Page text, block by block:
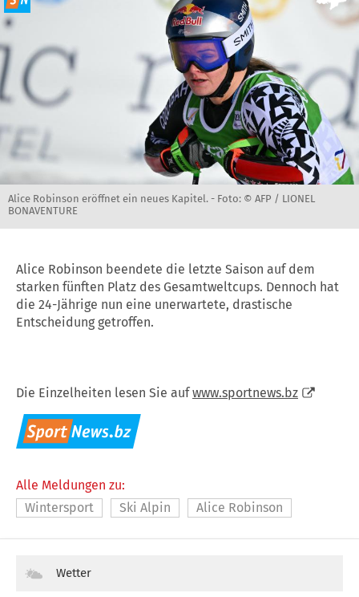
Alice Robinson eröffnet ein neues Kapitel. - Foto: © AFP / LIONEL
BONAVENTURE
Alice Robinson beendete die letzte Saison auf dem
starken fünften Platz des Gesamtweltcups. Dennoch hat
die 24-Jährige nun eine unerwartete, drastische
Entscheidung getroffen.
Die Einzelheiten lesen Sie aufwww.sportnews.bz
Alle Meldungen zu:
Wintersport
Ski Alpin Alice Robinson
Wetter